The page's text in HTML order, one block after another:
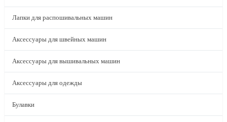
Лапки для распошивальных машин
Аксессуары для швейных машин
Аксессуары для вышивальных машин
Аксессуары для одежды
Булавки